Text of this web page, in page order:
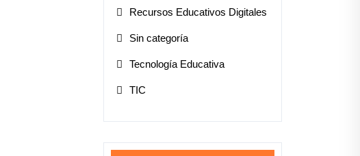
Recursos Educativos Digitales
Sin categoría
Tecnología Educativa
TIC